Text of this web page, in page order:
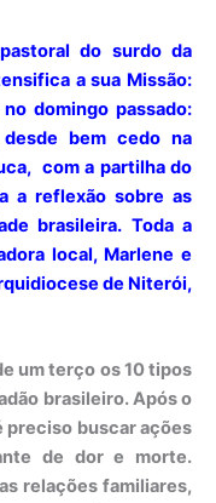
do surdo da
a sua Missão:
domingo passado:
bem cedo na
com a partilha do
a reflexão sobre as
brasileira. Toda a
local, Marlene e
de Niterói,
um terço os 10 tipos
brasileiro. Após o
preciso buscar ações
de dor e morte.
relações familiares,